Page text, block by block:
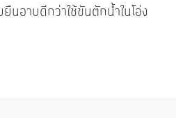
นอาบดีกว่าใช้ขันตักน้ำในโอ่ง